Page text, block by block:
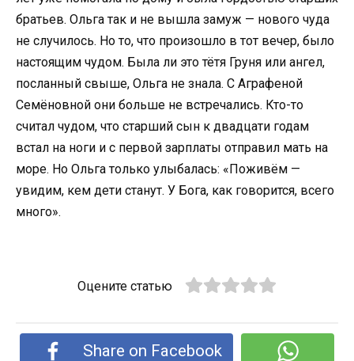
братьев. Ольга так и не вышла замуж — нового чуда
не случилось. Но то, что произошло в тот вечер, было
настоящим чудом. Была ли это тётя Груня или ангел,
посланный свыше, Ольга не знала. С Аграфеной
Семёновной они больше не встречались. Кто-то
считал чудом, что старший сын к двадцати годам
встал на ноги и с первой зарплаты отправил мать на
море. Но Ольга только улыбалась: «Поживём —
увидим, кем дети станут. У Бога, как говорится, всего
много».
Оцените статью
Share on Facebook